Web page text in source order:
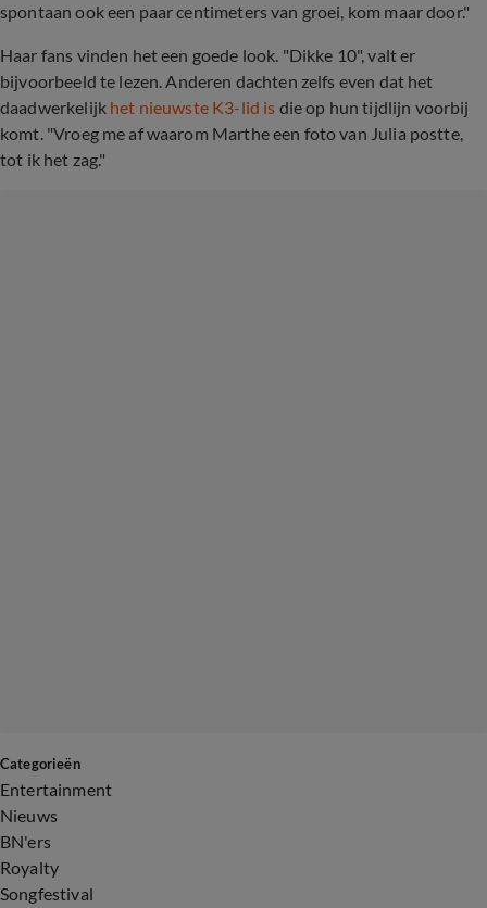
spontaan ook een paar centimeters van groei, kom maar door."
Haar fans vinden het een goede look. "Dikke 10", valt er
bijvoorbeeld te lezen. Anderen dachten zelfs even dat het
daadwerkelijk het nieuwste K3-lid is die op hun tijdlijn voorbij
komt. "Vroeg me af waarom Marthe een foto van Julia postte,
tot ik het zag."
Categorieën
Entertainment
Nieuws
BN'ers
Royalty
Songfestival